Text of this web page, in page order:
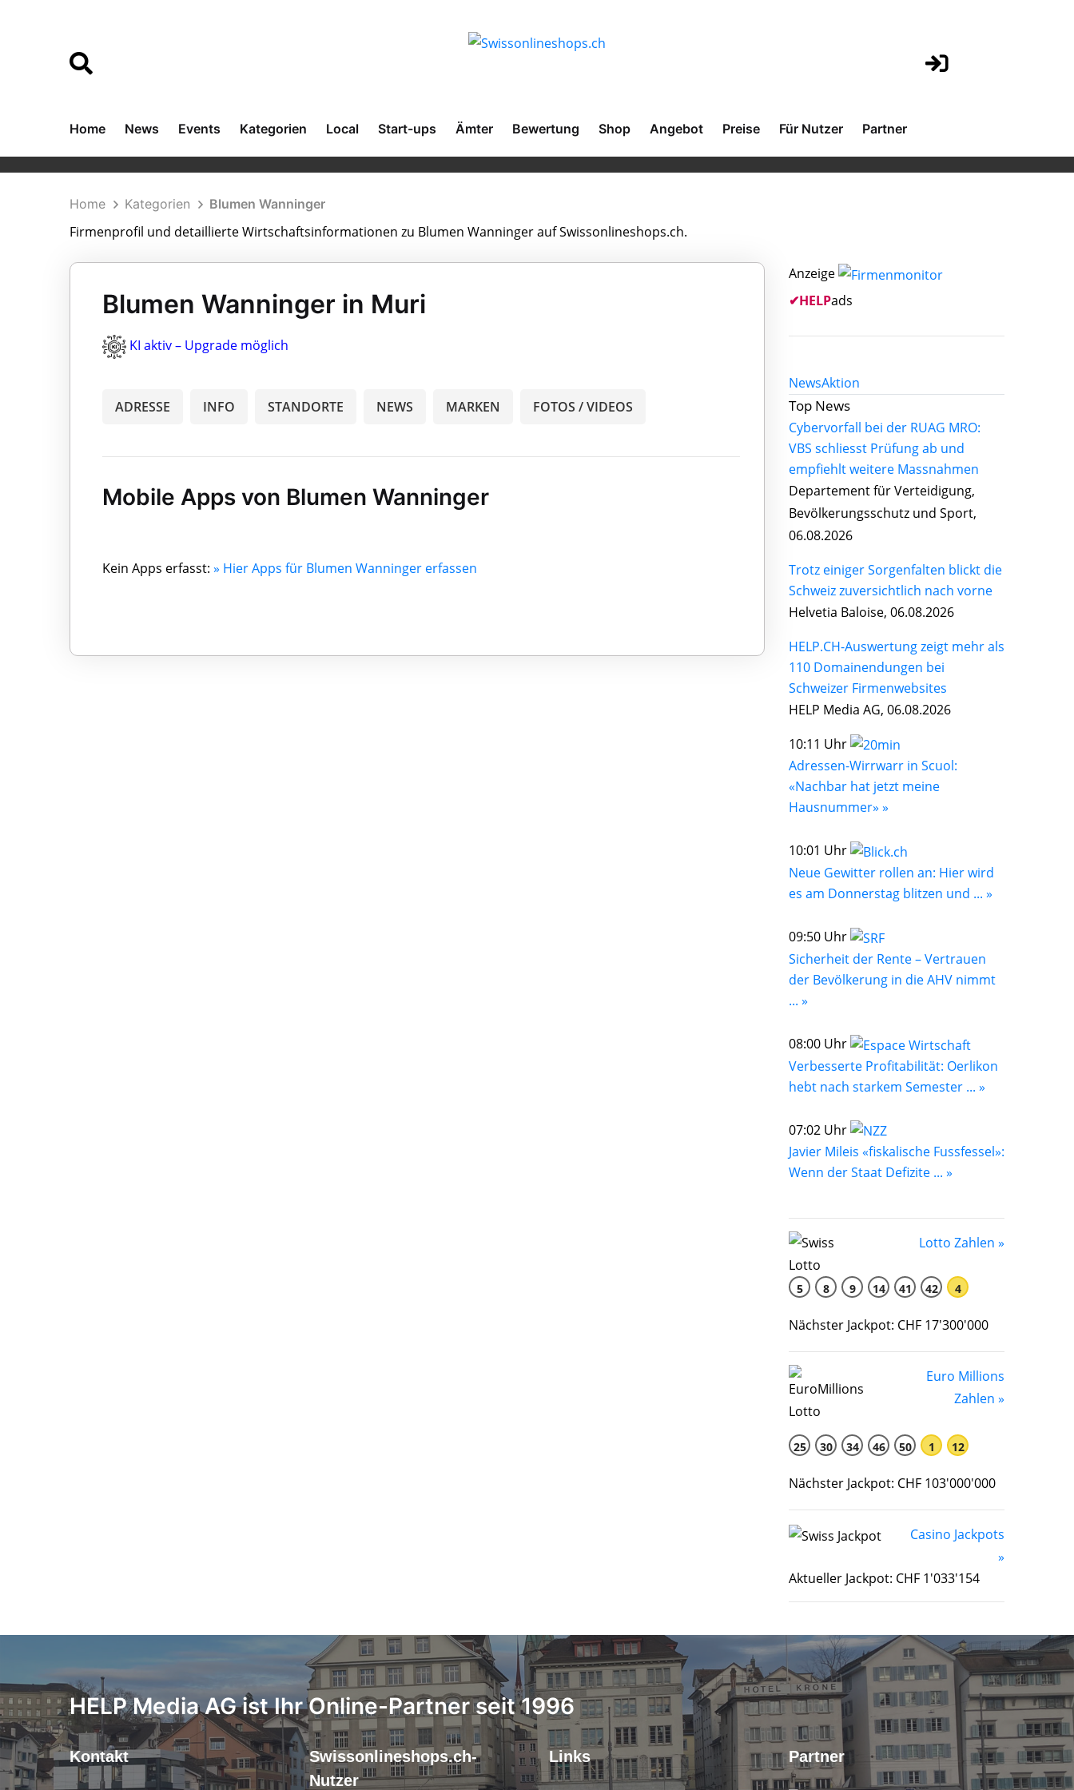
Home News Events Kategorien Local Start-ups Ämter Bewertung Shop Angebot Preise Für Nutzer Partner
Home Kategorien Blumen Wanninger
Firmenprofil und detaillierte Wirtschaftsinformationen zu Blumen Wanninger auf Swissonlineshops.ch.
Blumen Wanninger in Muri
KI aktiv – Upgrade möglich
ADRESSE INFO STANDORTE NEWS MARKEN FOTOS / VIDEOS
Mobile Apps von Blumen Wanninger
Kein Apps erfasst: » Hier Apps für Blumen Wanninger erfassen
Anzeige
✔HELPads
NewsAktion
Top News
Cybervorfall bei der RUAG MRO:
VBS schliesst Prüfung ab und
empfiehlt weitere Massnahmen
Departement für Verteidigung,
Bevölkerungsschutz und Sport,
06.08.2026
Trotz einiger Sorgenfalten blickt die
Schweiz zuversichtlich nach vorne
Helvetia Baloise, 06.08.2026
HELP.CH-Auswertung zeigt mehr als
110 Domainendungen bei
Schweizer Firmenwebsites
HELP Media AG, 06.08.2026
10:11 Uhr
Adressen-Wirrwarr in Scuol:
«Nachbar hat jetzt meine
Hausnummer» »
10:01 Uhr
Neue Gewitter rollen an: Hier wird
es am Donnerstag blitzen und ... »
09:50 Uhr
Sicherheit der Rente – Vertrauen
der Bevölkerung in die AHV nimmt
... »
08:00 Uhr
Verbesserte Profitabilität: Oerlikon
hebt nach starkem Semester ... »
07:02 Uhr
Javier Mileis «fiskalische Fussfessel»:
Wenn der Staat Defizite ... »
Lotto Zahlen »
5 8 9 14 41 42 4
Nächster Jackpot: CHF 17'300'000
Euro Millions
Zahlen »
25 30 34 46 50 1 12
Nächster Jackpot: CHF 103'000'000
Casino Jackpots
»
Aktueller Jackpot: CHF 1'033'154
HELP Media AG ist Ihr Online-Partner seit 1996
Kontakt
Swissonlineshops.ch-
Nutzer
Links Partner